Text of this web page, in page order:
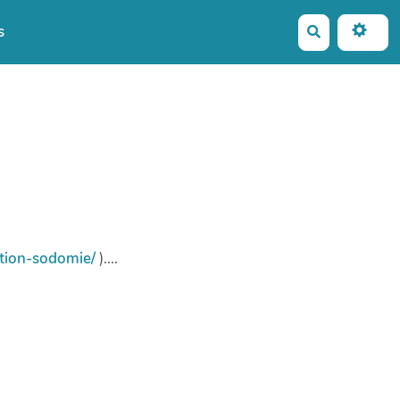
Rechercher
sodomie/)....